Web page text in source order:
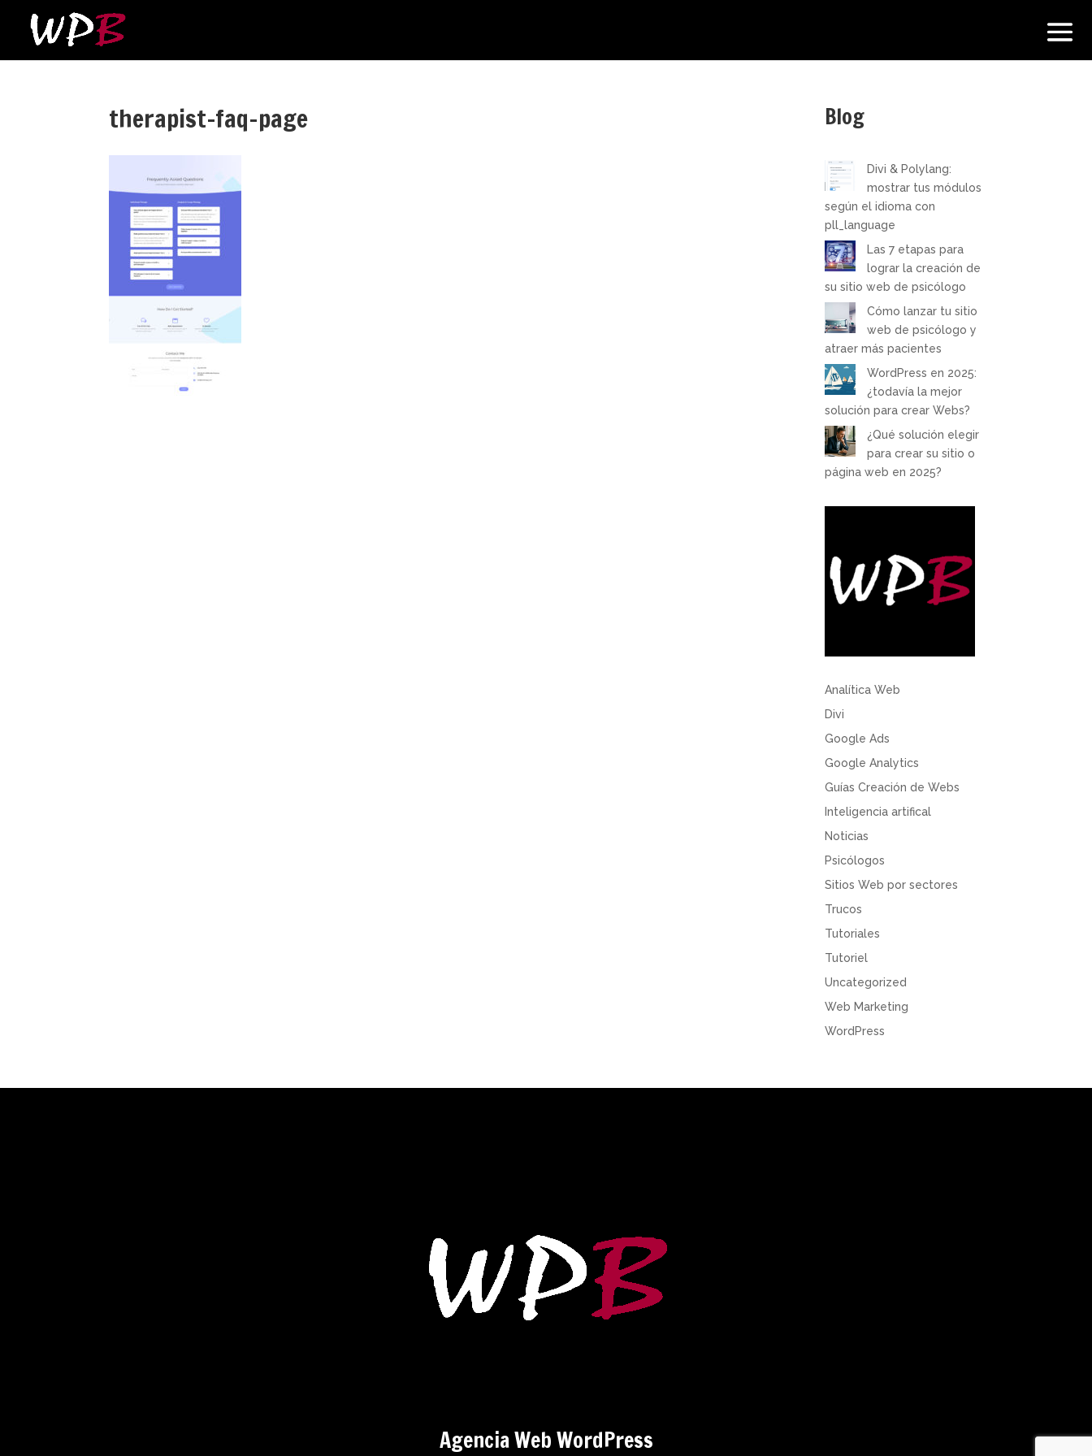
therapist-faq-page Blog
Divi & Polylang:
mostrar tus módulos
según el idioma con
pll_language
Las 7 etapas para
lograr la creación de
su sitio web de psicólogo
Cómo lanzar tu sitio
web de psicólogo y
atraer más pacientes
WordPress en 2025:
¿todavía la mejor
solución para crear Webs?
¿Qué solución elegir
para crear su sitio o
página web en 2025?
Analítica Web
Divi
Google Ads
Google Analytics
Guías Creación de Webs
Inteligencia artifical
Noticias
Psicólogos
Sitios Web por sectores
Trucos
Tutoriales
Tutoriel
Uncategorized
Web Marketing
WordPress
Agencia Web WordPress